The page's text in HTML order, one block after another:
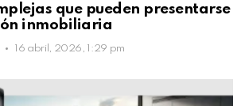
que pueden presentarse
inmobiliaria
16 abril, 2026, 1:29 pm